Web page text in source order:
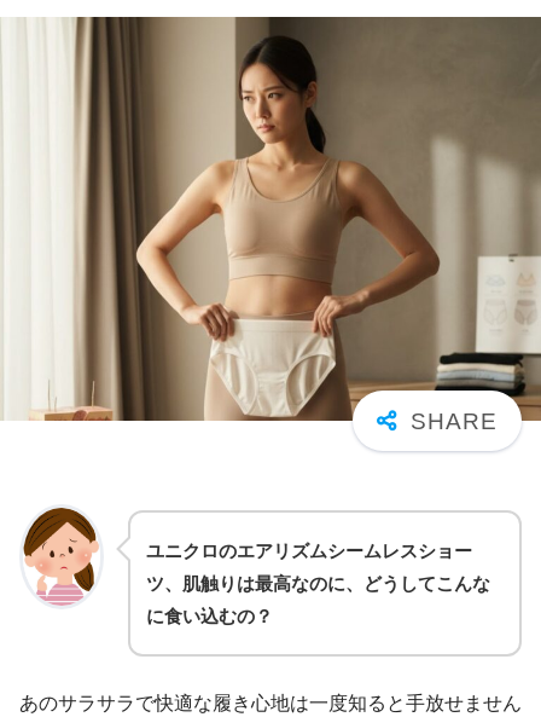
ユニクロのエアリズムシームレスショー
ツ、肌触りは最高なのに、どうしてこんな
に食い込むの？
あのサラサラで快適な履き心地は一度知ると手放せません